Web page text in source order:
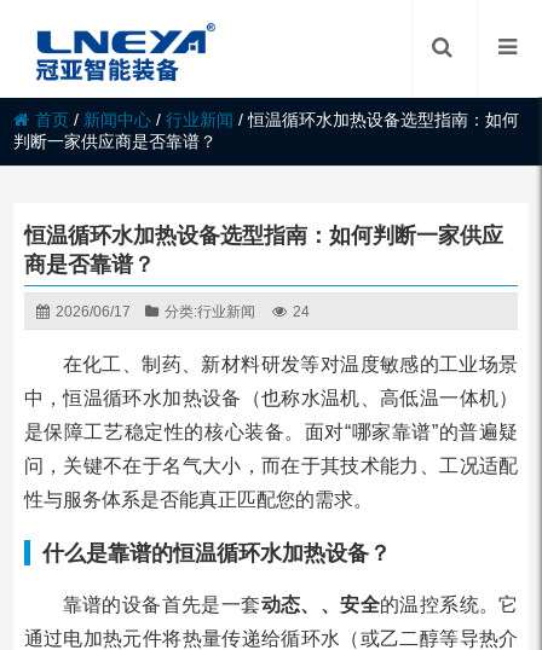
首页 / 新闻中心 /行业新闻 /恒温循环水加热设备选型指南：如何
判断一家供应商是否靠谱？
恒温循环水加热设备选型指南：如何判断一家供应
商是否靠谱？
2026/06/17 分类:行业新闻 24
在化工、制药、新材料研发等对温度敏感的工业场景
中，恒温循环水加热设备（也称水温机、高低温一体机）
是保障工艺稳定性的核心装备。面对“哪家靠谱”的普遍疑
问，关键不在于名气大小，而在于其技术能力、工况适配
性与服务体系是否能真正匹配您的需求。
什么是靠谱的恒温循环水加热设备？
靠谱的设备首先是一套动态、、安全的温控系统。它
通过电加热元件将热量传递给循环水（或乙二醇等导热介